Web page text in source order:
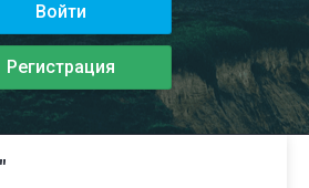
Войти
Регистрация